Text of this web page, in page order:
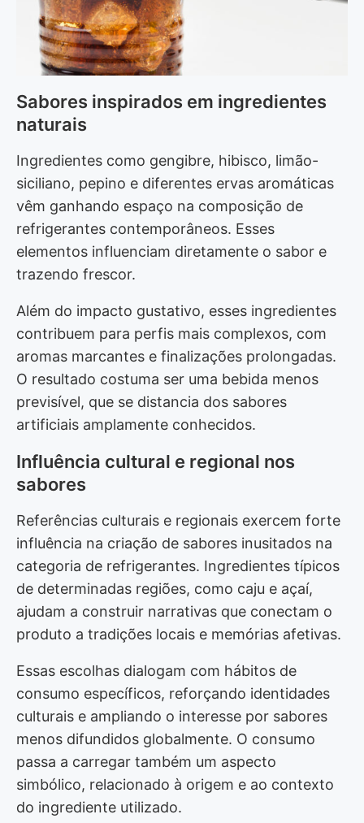
Sabores inspirados em ingredientes
naturais
Ingredientes como gengibre, hibisco, limão-
siciliano, pepino e diferentes ervas aromáticas
vêm ganhando espaço na composição de
refrigerantes contemporâneos. Esses
elementos influenciam diretamente o sabor e
trazendo frescor.
Além do impacto gustativo, esses ingredientes
contribuem para perfis mais complexos, com
aromas marcantes e finalizações prolongadas.
O resultado costuma ser uma bebida menos
previsível, que se distancia dos sabores
artificiais amplamente conhecidos.
Influência cultural e regional nos
sabores
Referências culturais e regionais exercem forte
influência na criação de sabores inusitados na
categoria de refrigerantes. Ingredientes típicos
de determinadas regiões, como caju e açaí,
ajudam a construir narrativas que conectam o
produto a tradições locais e memórias afetivas.
Essas escolhas dialogam com hábitos de
consumo específicos, reforçando identidades
culturais e ampliando o interesse por sabores
menos difundidos globalmente. O consumo
passa a carregar também um aspecto
simbólico, relacionado à origem e ao contexto
do ingrediente utilizado.